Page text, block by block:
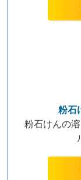
粉石
粉石けんの